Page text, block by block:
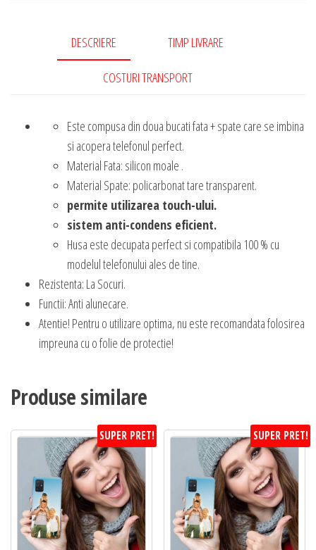
DESCRIERE TIMP LIVRARE
COSTURI TRANSPORT
Este compusa din doua bucati fata + spate care se imbina
si acopera telefonul perfect.
Material Fata: silicon moale .
Material Spate: policarbonat tare transparent.
permite utilizarea touch-ului.
sistem anti-condens eficient.
Husa este decupata perfect si compatibila 100 % cu
modelul telefonului ales de tine.
Rezistenta: La Socuri.
Functii: Anti alunecare.
Atentie! Pentru o utilizare optima, nu este recomandata folosirea
impreuna cu o folie de protectie!
Produse similare
SUPER PRET! SUPER PRET!